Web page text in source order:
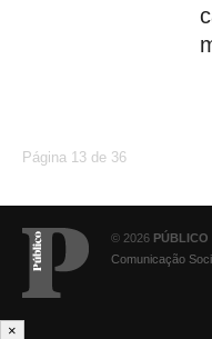
Página 13 de 36
© 2026 PÚBLICO
Comunicação
×